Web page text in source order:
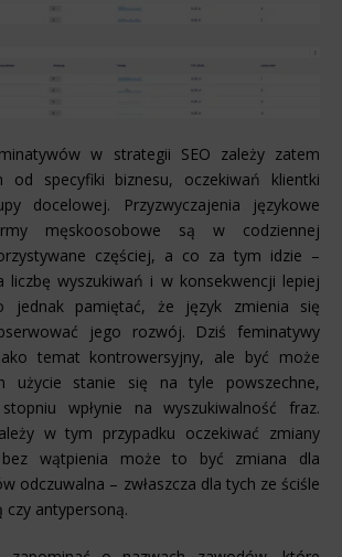
w strategii SEO zależy zatem
od specyfiki biznesu, oczekiwań klientki
docelowej. Przyzwyczajenia językowe
męskoosobowe są w codziennej
częściej, a co za tym idzie –
liczbę wyszukiwań i w konsekwencji lepiej
jednak pamiętać, że język zmienia się
jego rozwój. Dziś feminatywy
temat kontrowersyjny, ale być może
użycie stanie się na tyle powszechne,
wpłynie na wyszukiwalność fraz.
w tym przypadku oczekiwać zmiany
bez wątpienia może to być zmiana dla
odczuwalna – zwłaszcza dla tych ze ściśle
czy antypersoną.